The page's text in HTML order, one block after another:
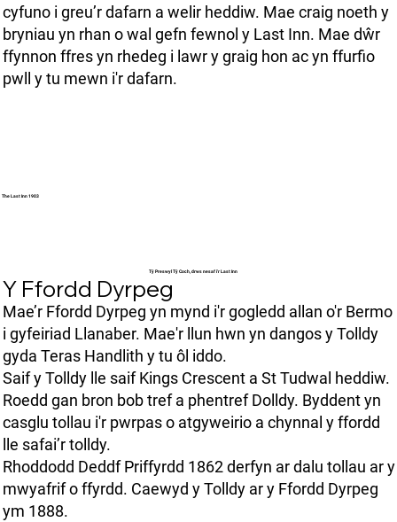
cyfuno i greu’r dafarn a welir heddiw. Mae craig noeth y
bryniau yn rhan o wal gefn fewnol y Last Inn. Mae dŵr
ffynnon ffres yn rhedeg i lawr y graig hon ac yn ffurfio
pwll y tu mewn i'r dafarn.
The Last Inn 1903
Tŷ Preswyl Tŷ Coch, drws nesaf i'r Last Inn
Y Ffordd Dyrpeg
Mae’r Ffordd Dyrpeg yn mynd i'r gogledd allan o'r Bermo
i gyfeiriad Llanaber. Mae'r llun hwn yn dangos y Tolldy
gyda Teras Handlith y tu ôl iddo.
Saif y Tolldy lle saif Kings Crescent a St Tudwal heddiw.
Roedd gan bron bob tref a phentref Dolldy. Byddent yn
casglu tollau i'r pwrpas o atgyweirio a chynnal y ffordd
lle safai’r tolldy.
Rhoddodd Deddf Priffyrdd 1862 derfyn ar dalu tollau ar y
mwyafrif o ffyrdd. Caewyd y Tolldy ar y Ffordd Dyrpeg
ym 1888.